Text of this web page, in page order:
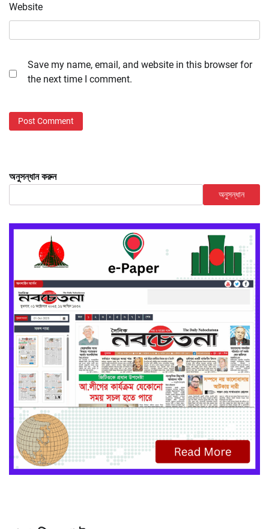
Website
Save my name, email, and website in this browser for
the next time I comment.
অনুসন্ধান করুন
অনুসন্ধান